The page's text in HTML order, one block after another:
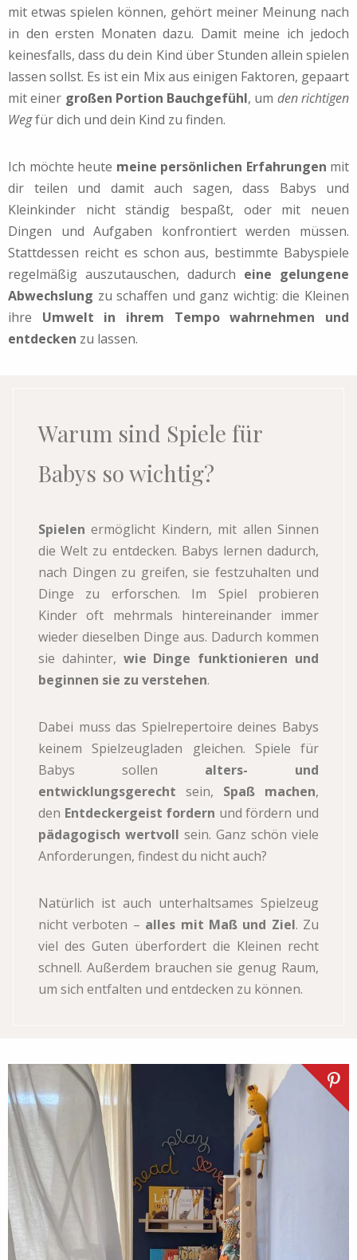
mit etwas spielen können, gehört meiner Meinung nach
in den ersten Monaten dazu. Damit meine ich jedoch
keinesfalls, dass du dein Kind über Stunden allein spielen
lassen sollst. Es ist ein Mix aus einigen Faktoren, gepaart
mit einer großen Portion Bauchgefühl, um den richtigen
Wegfür dich und dein Kind zu finden.
Ich möchte heute meine persönlichen Erfahrungen mit
dir teilen und damit auch sagen, dass Babys und
Kleinkinder nicht ständig bespaßt, oder mit neuen
Dingen und Aufgaben konfrontiert werden müssen.
Stattdessen reicht es schon aus, bestimmte Babyspiele
regelmäßig auszutauschen, dadurch eine gelungene
Abwechslung zu schaffen und ganz wichtig: die Kleinen
ihre Umwelt in ihrem Tempo wahrnehmen und
entdecken zu lassen.
Warum sind Spiele für
Babys so wichtig?
Spielen ermöglicht Kindern, mit allen Sinnen
die Welt zu entdecken. Babys lernen dadurch,
nach Dingen zu greifen, sie festzuhalten und
Dinge zu erforschen. Im Spiel probieren
Kinder oft mehrmals hintereinander immer
wieder dieselben Dinge aus. Dadurch kommen
sie dahinter, wie Dinge funktionieren und
beginnen sie zu verstehen.
Dabei muss das Spielrepertoire deines Babys
keinem Spielzeugladen gleichen. Spiele für
Babys sollen alters- und
entwicklungsgerecht sein, Spaß machen,
den Entdeckergeist fordern und fördern und
pädagogisch wertvoll sein. Ganz schön viele
Anforderungen, findest du nicht auch?
Natürlich ist auch unterhaltsames Spielzeug
nicht verboten – alles mit Maß und Ziel. Zu
viel des Guten überfordert die Kleinen recht
schnell. Außerdem brauchen sie genug Raum,
um sich entfalten und entdecken zu können.